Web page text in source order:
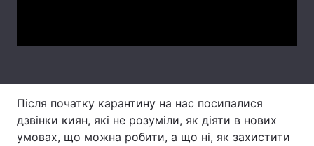
Після початку карантину на нас посипалися
дзвінки киян, які не розуміли, як діяти в нових
умовах, що можна робити, а що ні, як захистити